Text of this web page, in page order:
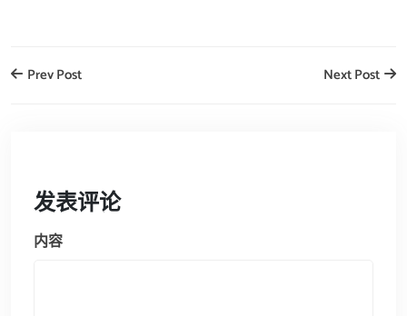
Prev Post Next Post
发表评论
内容